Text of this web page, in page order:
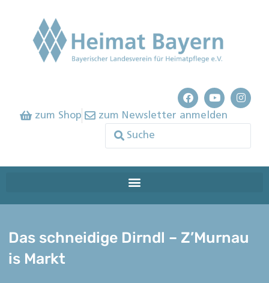
zum Shop zum Newsletter anmelden
Das schneidige Dirndl – Z’Murnau
is Markt